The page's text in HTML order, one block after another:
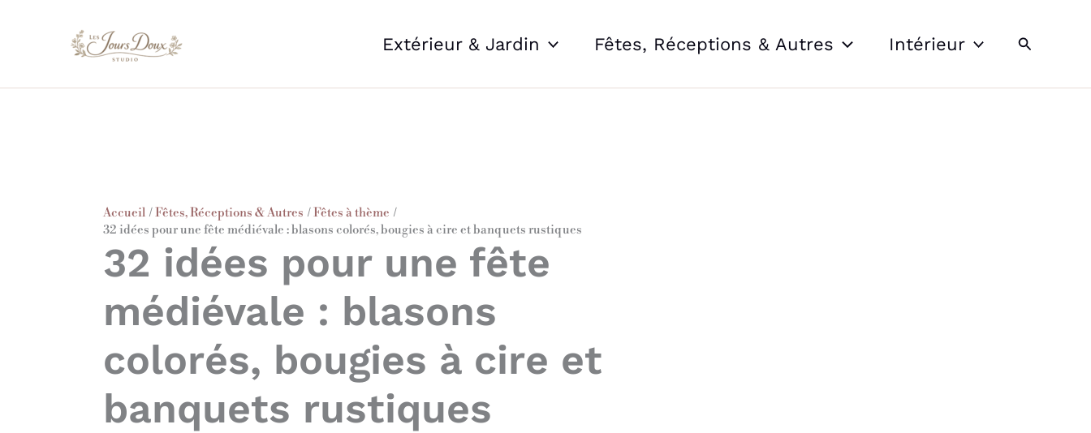
Extérieur & Jardin Fêtes, Réceptions & Autres Intérieur
Accueil Fêtes, Réceptions & Autres
Fêtes à thème
32 idées pour une fête médiévale : blasons colorés, bougies à cire et banquets rustiques
32 idées pour une fête
médiévale : blasons
colorés, bougies à cire et
banquets rustiques